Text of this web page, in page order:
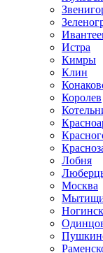
Истра
Кимры
Клин
Королев
Лобня
Москва
Ногинск